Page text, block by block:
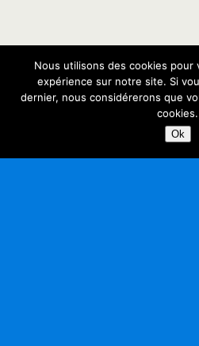
Nous utilisons des cookies pour
expérience sur notre site. Si
dernier, nous considérerons que
cookies.
Ok